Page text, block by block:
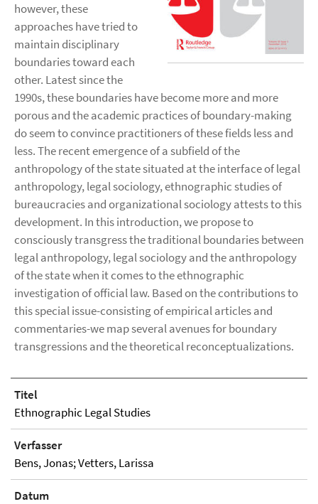
however, these
approaches have tried to
maintain disciplinary
boundaries toward each
other. Latest since the
1990s, these boundaries have become more and more
porous and the academic practices of boundary-making
do seem to convince practitioners of these fields less and
less. The recent emergence of a subfield of the
anthropology of the state situated at the interface of legal
anthropology, legal sociology, ethnographic studies of
bureaucracies and organizational sociology attests to this
development. In this introduction, we propose to
consciously transgress the traditional boundaries between
legal anthropology, legal sociology and the anthropology
of the state when it comes to the ethnographic
investigation of official law. Based on the contributions to
this special issue-consisting of empirical articles and
commentaries-we map several avenues for boundary
transgressions and the theoretical reconceptualizations.
Titel
Ethnographic Legal Studies
Verfasser
Bens, Jonas; Vetters, Larissa
Datum